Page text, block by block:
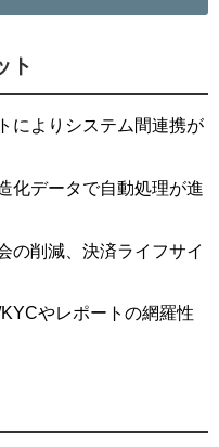
ト
によりシステム間連携が
化データで自動処理が進
の削減、決済ライフサイ
やレポートの網羅性